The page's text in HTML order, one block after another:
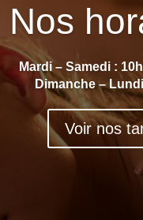
Nos
Mardi – Samedi :
Dimanche –
Voir nos